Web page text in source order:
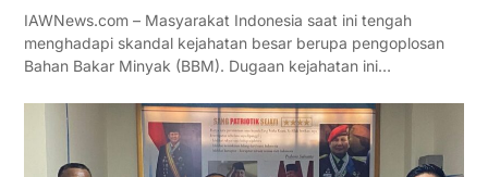
IAWNews.com – Masyarakat Indonesia saat ini tengah
menghadapi skandal kejahatan besar berupa pengoplosan
Bahan Bakar Minyak (BBM). Dugaan kejahatan ini…